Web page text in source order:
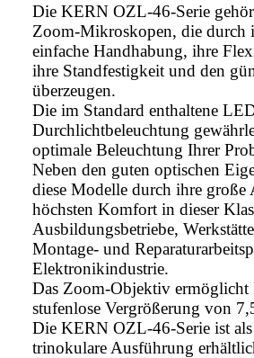
Die KERN OZL-46-Serie
Zoom-Mikroskopen, die durch
einfache Handhabung, ihre
ihre Standfestigkeit und den
überzeugen.
Die im Standard enthaltene
Durchlichtbeleuchtung
optimale Beleuchtung Ihrer
Neben den guten optischen
diese Modelle durch ihre große
höchsten Komfort in dieser
Ausbildungsbetriebe,
Montage- und
Elektronikindustrie.
Das Zoom-Objektiv ermöglicht
stufenlose Vergrößerung von
Die KERN OZL-46-Serie ist
trinokulare Ausführung